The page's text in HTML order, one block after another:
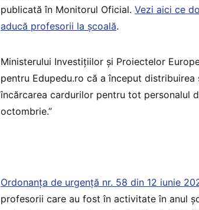
publicată în Monitorul Oficial. Vezi aici ce
aducă profesorii la școală.
Ministerului Investițiilor şi Proiectelor
pentru Edupedu.ro că a început
încărcarea cardurilor pentru tot personalul
octombrie.”
Ordonanța de urgență nr. 58 din 12 iunie
profesorii care au fost în activitate în anul